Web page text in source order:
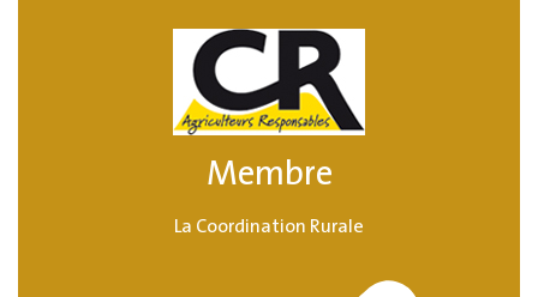
Membre
La Coordination Rurale